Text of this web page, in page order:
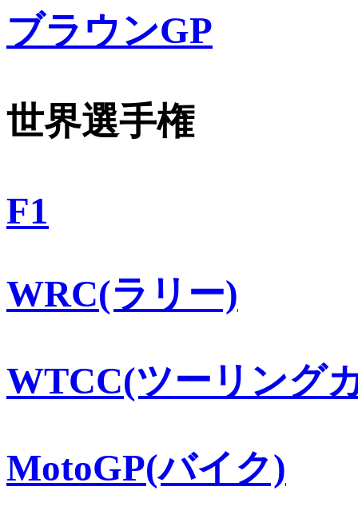
ブラウンGP
世界選手権
F1
WRC(ラリー)
WTCC(ツーリング
MotoGP(バイク)